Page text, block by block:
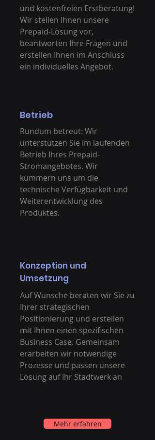
und kostenfreien Erstberatung!
Wir stellen Ihnen unsere
Prepaid-Lösung vor,
beantworten Ihre Fragen und
erstellen Ihnen im Anschluss
ein individuelles Angebot.
Betrieb
Rundum betreut: Wir
unterstützen Sie im laufenden
Betrieb Ihres Prepaid-
Stromangebotes. Wir
kümmern uns um die
technische Verfügbarkeit und
Weiterentwicklung des
Produktes.
Konzeption und
Umsetzung
Auf Wunsche beraten wir Sie zu
Ihrer strategischen
Positionierung und erstellen
mit Ihnen einen spezifischen
Business Case. Gemeinsam
erarbeiten wir notwendige
Prozesse und passen unsere
Lösung auf Ihr Stadtwerk an
Mehr erfahren